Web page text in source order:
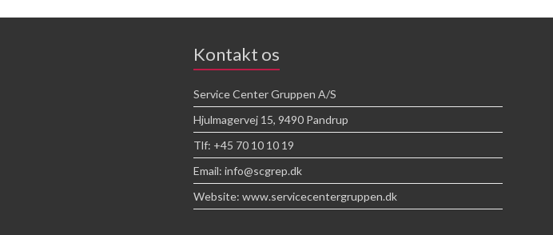
Kontakt os
Service Center Gruppen A/S
Hjulmagervej 15, 9490 Pandrup
Tlf: +45 70 10 10 19
Email: info@scgrep.dk
Website: www.servicecentergruppen.dk